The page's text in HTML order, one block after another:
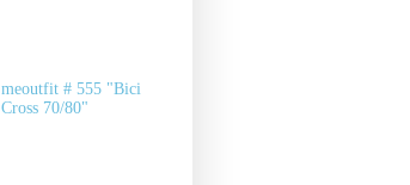
meoutfit # 555 "Bici
Cross 70/80"